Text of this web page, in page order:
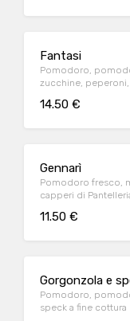
Fantasi
Pomodoro,
zucchine,
14.50 €
Gennarì
Pomodoro fresco,
capperi di
11.50 €
Gorgonzola e
Pomodoro,
speck a fine cottura